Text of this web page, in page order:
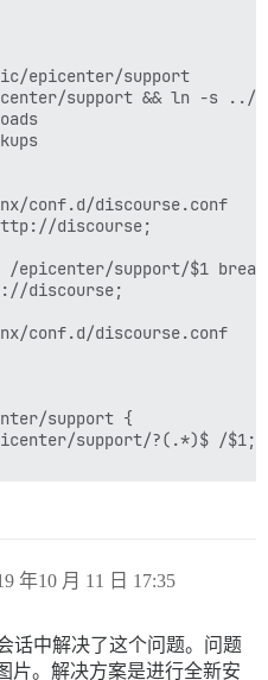
epicenter/support
support && ln -s ../
conf.d/discourse.conf
discourse;
/epicenter/support/$1
discourse;
conf.d/discourse.conf
support {
support/?(.*)$ /$1;
年10 月 11 日 17:35
话中解决了这个问题。问题
片。解决方案是进行全新安